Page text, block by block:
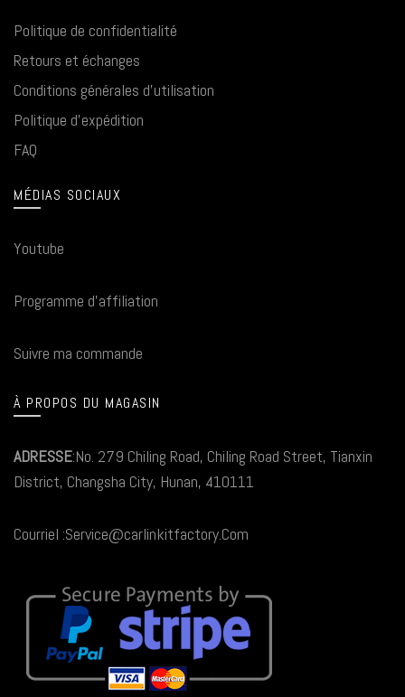
Politique de confidentialité
Retours et échanges
Conditions générales d'utilisation
Politique d'expédition
FAQ
MÉDIAS SOCIAUX
Youtube
Programme d'affiliation
Suivre ma commande
À PROPOS DU MAGASIN
ADRESSE:No. 279 Chiling Road, Chiling Road Street, Tianxin
District, Changsha City, Hunan, 410111
Courriel :Service@carlinkitfactory.Com